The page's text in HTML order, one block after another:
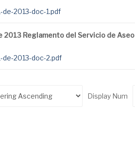
2013-doc-1.pdf
2013 Reglamento del Servicio de Aseo
2013-doc-2.pdf
Display Num